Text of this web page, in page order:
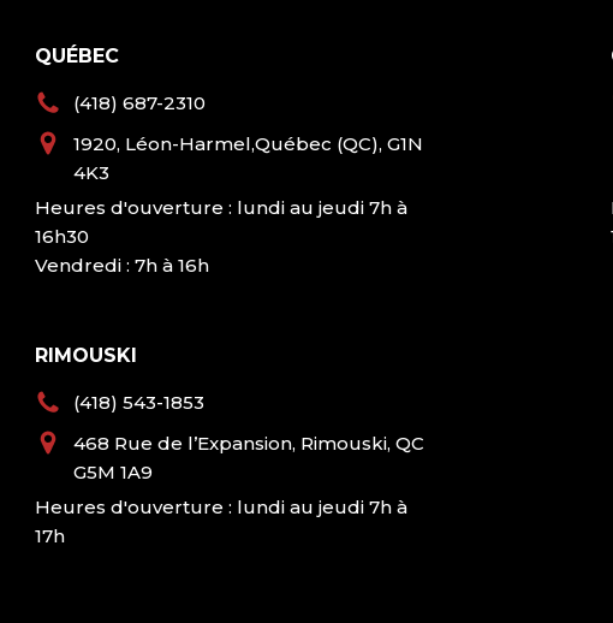
QUÉBEC
(418) 687-2310
1920, Léon-Harmel,Québec (QC), G1N
4K3
Heures d'ouverture : lundi au jeudi 7h à
16h30
Vendredi : 7h à 16h
RIMOUSKI
(418) 543-1853
468 Rue de l’Expansion, Rimouski, QC
G5M 1A9
Heures d'ouverture : lundi au jeudi 7h à
17h